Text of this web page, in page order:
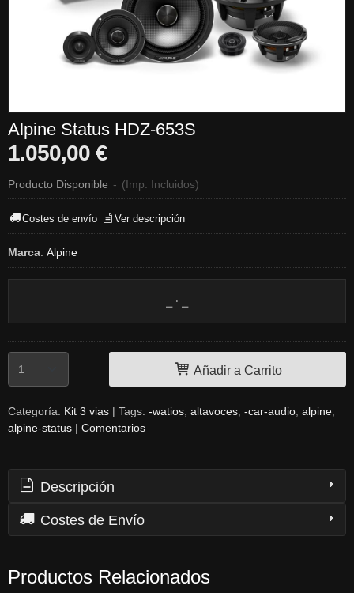
Alpine Status HDZ-653S
1.050,00 €
Producto Disponible - (Imp. Incluidos)
Costes de envío Ver descripción
Marca: Alpine
Añadir a Carrito
Categoría: Kit 3 vias | Tags: -watios altavoces -car-audio alpine
alpine-status | Comentarios
Descripción
Costes de Envío
Productos Relacionados